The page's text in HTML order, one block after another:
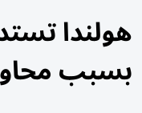
هولندا
بسبب